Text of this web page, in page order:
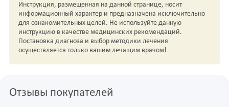
Инструкция, размещенная на данной странице, носит
информационный характер и предназначена исключительно
для ознакомительных целей. Не используйте данную
инструкцию в качестве медицинских рекомендаций.
Постановка диагноза и выбор методики лечения
осуществляется только вашим лечащим врачом!
Отзывы покупателей